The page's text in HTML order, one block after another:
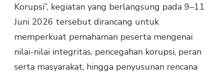
Korupsi”, kegiatan yang berlangsung pada 9–11
Juni 2026 tersebut dirancang untuk
memperkuat pemahaman peserta mengenai
nilai-nilai integritas, pencegahan korupsi, peran
serta masyarakat, hingga penyusunan rencana